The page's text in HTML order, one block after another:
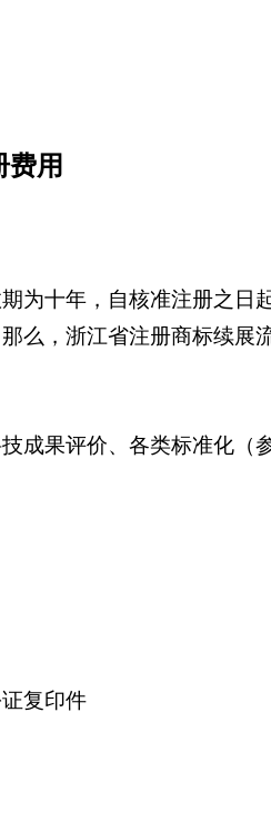
费用
为十年，自核准注册之日
么，浙江省注册商标续展
成果评价、各类标准化
复印件